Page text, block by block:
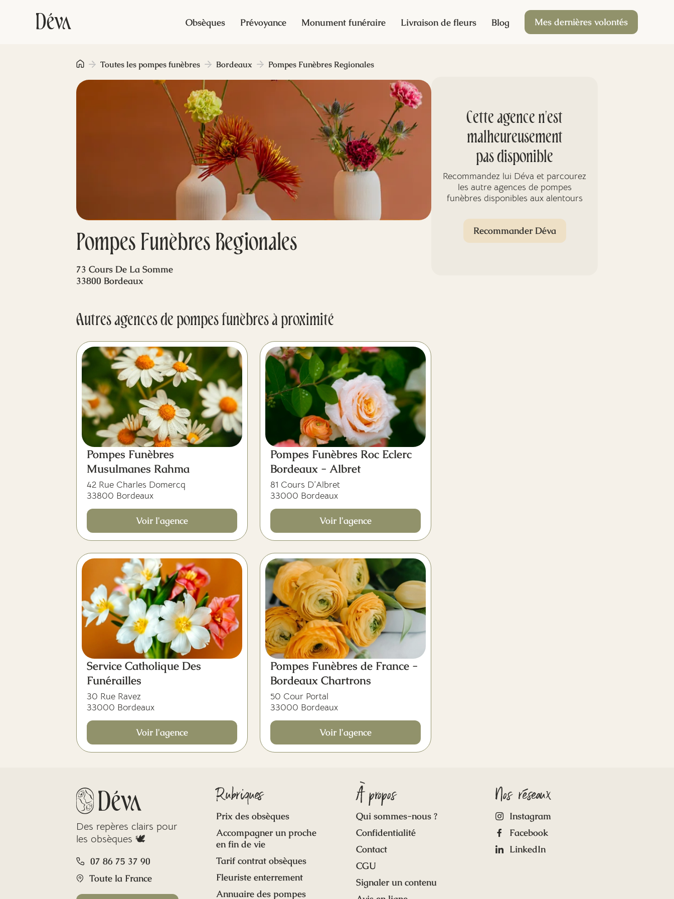
Obsèques Prévoyance Monument funéraire Livraison de fleurs Blog Mes dernières volontés
Pompes Funèbres Regionales
Toutes les pompes funèbres Bordeaux Pompes Funèbres Regionales
73 Cours De La Somme
33800 Bordeaux
Autres agences de pompes funèbres à proximité
Pompes Funèbres
Musulmanes Rahma
42 Rue Charles Domercq
33800 Bordeaux
Voir l'agence
Pompes Funèbres Roc Eclerc
Bordeaux - Albret
81 Cours D’Albret
33000 Bordeaux
Voir l'agence
Service Catholique Des
Funérailles
30 Rue Ravez
33000 Bordeaux
Voir l'agence
Pompes Funèbres de France -
Bordeaux Chartrons
50 Cour Portal
33000 Bordeaux
Voir l'agence
Cette agence n'est
malheureusement
pas disponible
Recommandez lui Déva et parcourez
les autre agences de pompes
funèbres disponibles aux alentours
Recommander Déva
Des repères clairs pour
les obsèques 🕊️
07 86 75 37 90
Toute la France
Rubriques
Prix des obsèques
Accompagner un proche
en fin de vie
Tarif contrat obsèques
Fleuriste enterrement
Annuaire des pompes
À propos
Qui sommes-nous ?
Confidentialité
Contact
CGU
Signaler un contenu
Nos réseaux
Instagram
Facebook
LinkedIn